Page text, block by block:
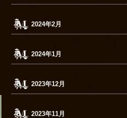
2024年2月
2024年1月
2023年12月
2023年11月